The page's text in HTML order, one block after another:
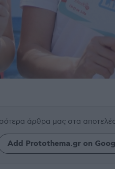
άρθρα μας στα
Add Protothema.gr on